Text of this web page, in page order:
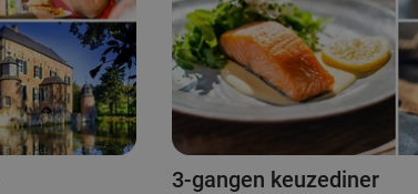
3-gangen keuzediner